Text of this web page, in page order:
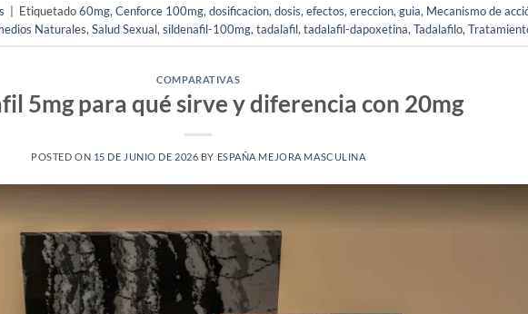
Etiquetado60mg, Cenforce 100mg, dosificacion, dosis, efectos, ereccion, guia, Mecanismo de
Naturales, Salud Sexual, sildenafil-100mg, tadalafil, tadalafil-dapoxetina, Tadalafilo,
COMPARATIVAS
5mg para qué sirve y diferencia con 20mg
POSTED ON 15 DE JUNIO DE 2026 BY ESPAÑA MEJORA MASCULINA